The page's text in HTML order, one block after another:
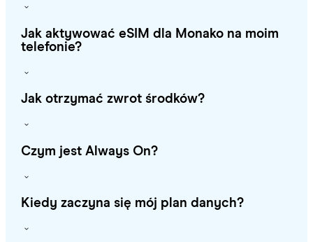
Jak aktywować eSIM dla Monako na moim
telefonie?
Jak otrzymać zwrot środków?
Czym jest Always On?
Kiedy zaczyna się mój plan danych?